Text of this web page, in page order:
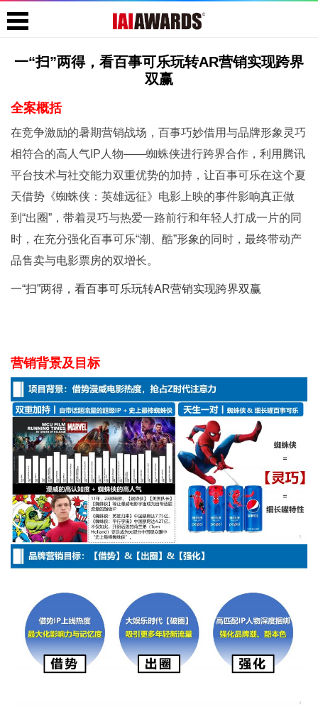
一“扫”两得，看百事可乐玩转AR营销实现跨界
双赢
全案概括
在竞争激励的暑期营销战场，百事巧妙借用与品牌形象灵巧
相符合的高人气IP人物——蜘蛛侠进行跨界合作，利用腾讯
平台技术与社交能力双重优势的加持，让百事可乐在这个夏
天借势《蜘蛛侠：英雄远征》电影上映的事件影响真正做
到“出圈”，带着灵巧与热爱一路前行和年轻人打成一片的同
时，在充分强化百事可乐“潮、酷”形象的同时，最终带动产
品售卖与电影票房的双增长。
一“扫”两得，看百事可乐玩转AR营销实现跨界双赢
营销背景及目标